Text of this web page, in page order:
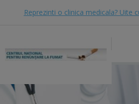
Reprezinti o clinica medicala? Uite